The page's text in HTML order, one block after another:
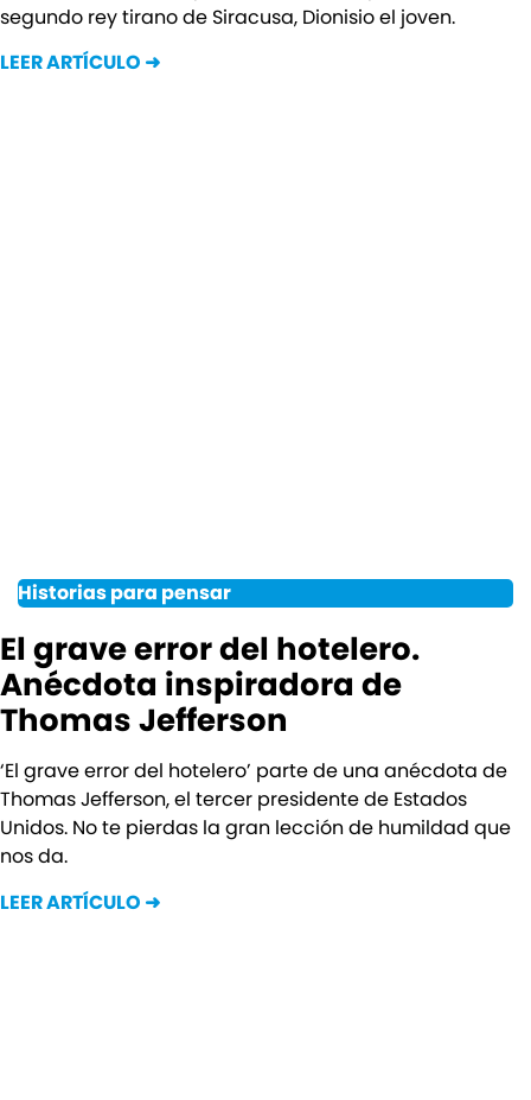
segundo rey tirano de Siracusa, Dionisio el joven.
LEER ARTÍCULO ➜
Historias para pensar
El grave error del hotelero.
Anécdota inspiradora de
Thomas Jefferson
‘El grave error del hotelero’ parte de una anécdota de
Thomas Jefferson, el tercer presidente de Estados
Unidos. No te pierdas la gran lección de humildad que
nos da.
LEER ARTÍCULO ➜